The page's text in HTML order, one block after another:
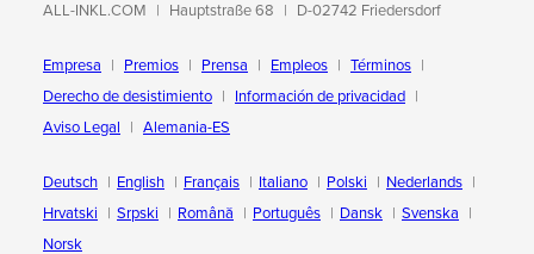
ALL-INKL.COM Hauptstraße 68 D-02742 Friedersdorf
Empresa Premios Prensa Empleos
Términos
Derecho de desistimiento
Información de privacidad
Aviso Legal
Alemania-ES
Deutsch English Français Italiano Polski
Nederlands
Hrvatski
Srpski Română Português Dansk
Svenska
Norsk